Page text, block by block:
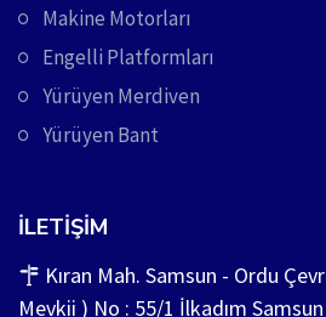
Makine Motorları
Engelli Platformları
Yürüyen Merdiven
Yürüyen Bant
İLETIŞIM
Kıran Mah. Samsun - Ordu
Mevkii ) No : 55/1 İlkadım Samsun